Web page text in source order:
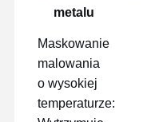
metalu
Maskowanie
malowania
o wysokiej
temperaturze: